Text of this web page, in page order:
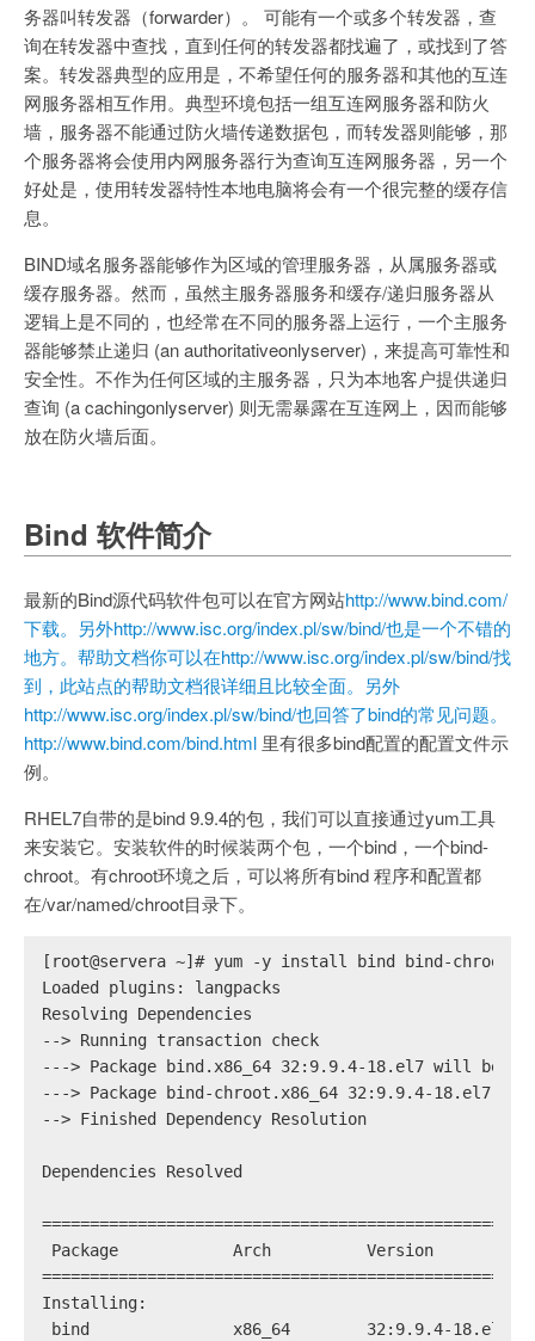
务器叫转发器（forwarder）。 可能有一个或多个转发器，查
询在转发器中查找，直到任何的转发器都找遍了，或找到了答
案。转发器典型的应用是，不希望任何的服务器和其他的互连
网服务器相互作用。典型环境包括一组互连网服务器和防火
墙，服务器不能通过防火墙传递数据包，而转发器则能够，那
个服务器将会使用内网服务器行为查询互连网服务器，另一个
好处是，使用转发器特性本地电脑将会有一个很完整的缓存信
息。
BIND域名服务器能够作为区域的管理服务器，从属服务器或
缓存服务器。然而，虽然主服务器服务和缓存/递归服务器从
逻辑上是不同的，也经常在不同的服务器上运行，一个主服务
器能够禁止递归 (an authoritativeonlyserver)，来提高可靠性和
安全性。不作为任何区域的主服务器，只为本地客户提供递归
查询 (a cachingonlyserver) 则无需暴露在互连网上，因而能够
放在防火墙后面。
Bind 软件简介
最新的Bind源代码软件包可以在官方网站http://www.bind.com/
下载。另外http://www.isc.org/index.pl/sw/bind/也是一个不错的
地方。帮助文档你可以在http://www.isc.org/index.pl/sw/bind/找
到，此站点的帮助文档很详细且比较全面。另外
http://www.isc.org/index.pl/sw/bind/也回答了bind的常见问题。
http://www.bind.com/bind.html 里有很多bind配置的配置文件示
例。
RHEL7自带的是bind 9.9.4的包，我们可以直接通过yum工具
来安装它。安装软件的时候装两个包，一个bind，一个bind-
chroot。有chroot环境之后，可以将所有bind 程序和配置都
在/var/named/chroot目录下。
[root@servera ~]# yum -y install bind bind-chroot
Loaded plugins: langpacks
Resolving Dependencies
--> Running transaction check
---> Package bind.x86_64 32:9.9.4-18.el7 will be
---> Package bind-chroot.x86_64 32:9.9.4-18.el7
--> Finished Dependency Resolution
Dependencies Resolved
Package            Arch          Version
Installing:
bind               x86_64        32:9.9.4-18.el7